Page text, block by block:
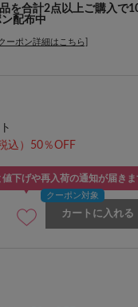
を合計2点以上ご購入で
配布中
ーポン詳細はこちら]
込）50％OFF
下げや再入荷の通知が届きま
カートに入れる